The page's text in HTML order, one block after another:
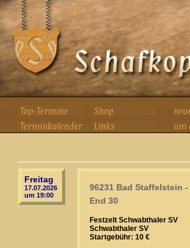
Freitag
17.07.2026
um 19:00
96231 Bad Staffelstein -
End 30
Festzelt Schwabthaler SV
Schwabthaler SV
Startgebühr: 10 €